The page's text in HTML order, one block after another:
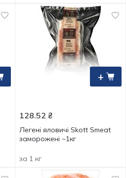
+
128.52 ₴
Легені яловичі Skott Smeat
заморожені ~1кг
за 1 кг